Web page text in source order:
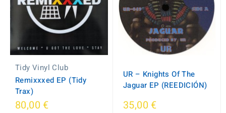
Tidy Vinyl Club
Remixxxed EP (Tidy
Trax)
80,00 €
UR ‎– Knights Of The
Jaguar EP (REEDICIÓN)
35,00 €